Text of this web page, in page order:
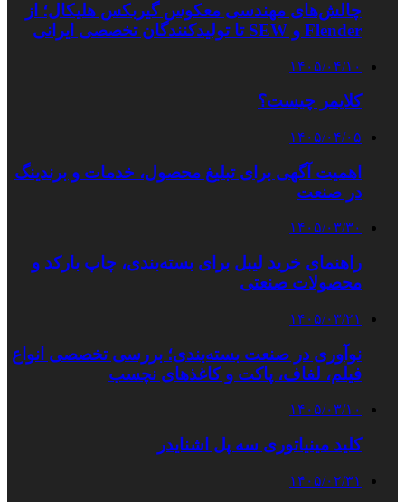
چالش‌های مهندسی معکوس گیربکس هلیکال؛ از
Flender و SEW تا تولیدکنندگان تخصصی ایرانی
۱۴۰۵/۰۴/۱۰
کلایمر چیست؟
۱۴۰۵/۰۴/۰۵
اهمیت آگهی برای تبلیغ محصول، خدمات و برندینگ
در صنعت
۱۴۰۵/۰۳/۳۰
راهنمای خرید لیبل برای بسته‌بندی، چاپ بارکد و
محصولات صنعتی
۱۴۰۵/۰۳/۲۱
نوآوری در صنعت بسته‌بندی؛ بررسی تخصصی انواع
فیلم، لفاف، پاکت و کاغذهای نچسب
۱۴۰۵/۰۳/۱۰
کلید مینیاتوری سه پل اشنایدر
۱۴۰۵/۰۲/۳۱